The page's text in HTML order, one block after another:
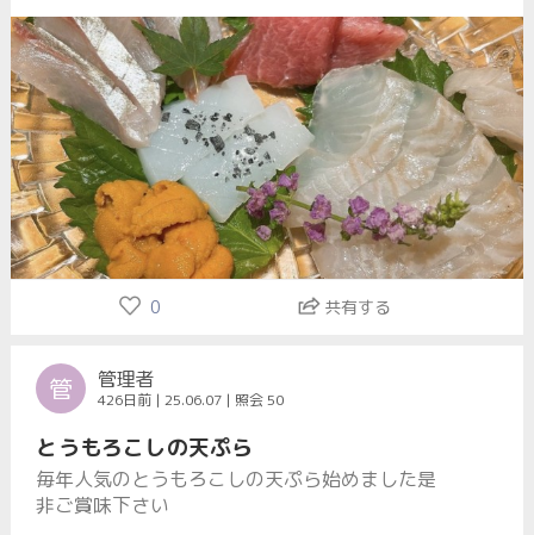
0 共有する
管 管理者
426日前 | 25.06.07 | 照会 50
とうもろこしの天ぷら
毎年人気のとうもろこしの天ぷら始めました是
非ご賞味下さい